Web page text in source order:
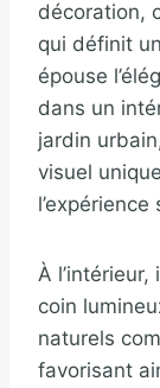
décoration,
qui définit
épouse
dans un
jardin
visuel
l’expérience
À
coin
naturels
favorisant